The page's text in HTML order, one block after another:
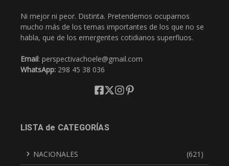
Ni mejor ni peor. Distinta. Pretendemos ocuparnos
mucho más de los temas importantes de los que no se
habla, que de los emergentes cotidianos superfluos.
Email: perspectivachoele@gmail.com
WhatsApp: 298 45 38 036
LISTA de CATEGORÍAS
NACIONALES (621)